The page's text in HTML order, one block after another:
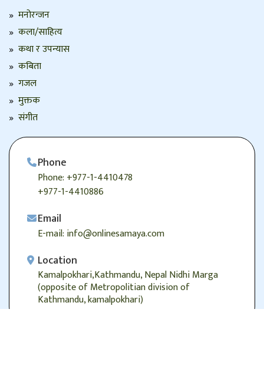
मनोरन्जन
कला/साहित्य
कथा र उपन्यास
कबिता
गजल
मुक्तक
संगीत
Phone
Phone: +977-1-4410478
+977-1-4410886
Email
E-mail: info@onlinesamaya.com
Location
Kamalpokhari,Kathmandu, Nepal Nidhi Marga
(opposite of Metropolitian division of
Kathmandu, kamalpokhari)